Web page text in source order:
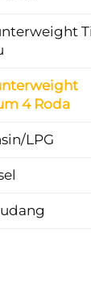
4 Roda
LPG